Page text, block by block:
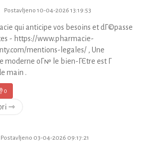
Postavljeno 10-04-2026 13:19:53
qui anticipe vos besoins et dГ©passe
- https://www.pharmacie-
mentions-legales/ , Une
moderne oГ№ le bien-ГЄtre est Г
main .
0
⇾
Postavljeno 03-04-2026 09:17:21